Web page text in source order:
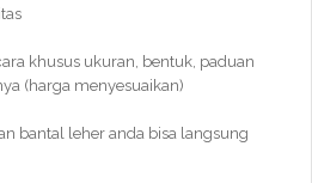
khusus ukuran, bentuk, paduan
(harga menyesuaikan)
bantal leher anda bisa langsung